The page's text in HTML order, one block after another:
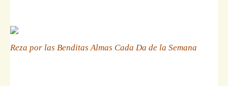
Reza por las Benditas Almas Cada Da de la Semana